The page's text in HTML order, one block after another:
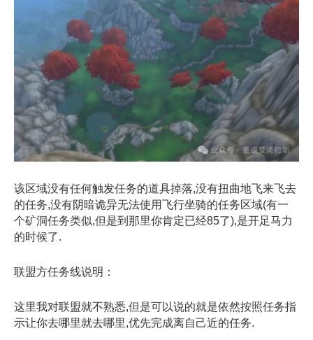
该区域没有任何触发任务的道具掉落,没有扭曲地飞来飞去
的任务,没有阴暗诡异无法使用飞行坐骑的任务区域(有一
个矿洞任务类似,但是到那里你肯定已经85了),是开足马力
的时候了.
联盟方任务线说明：
这里我对联盟就不熟悉,但是可以说的就是依然按照任务指
示让你去哪里就去哪里,优先完成离自己近的任务.